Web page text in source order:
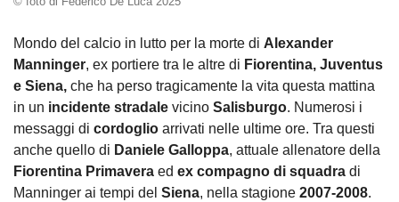
Mondo del calcio in lutto per la morte di Alexander
Manninger, ex portiere tra le altre di Fiorentina, Juventus
e Siena, che ha perso tragicamente la vita questa mattina
in un incidente stradale vicino Salisburgo. Numerosi i
messaggi di cordoglio arrivati nelle ultime ore. Tra questi
anche quello di Daniele Galloppa, attuale allenatore della
Fiorentina Primavera ed ex compagno di squadra di
Manninger ai tempi del Siena, nella stagione 2007-2008.